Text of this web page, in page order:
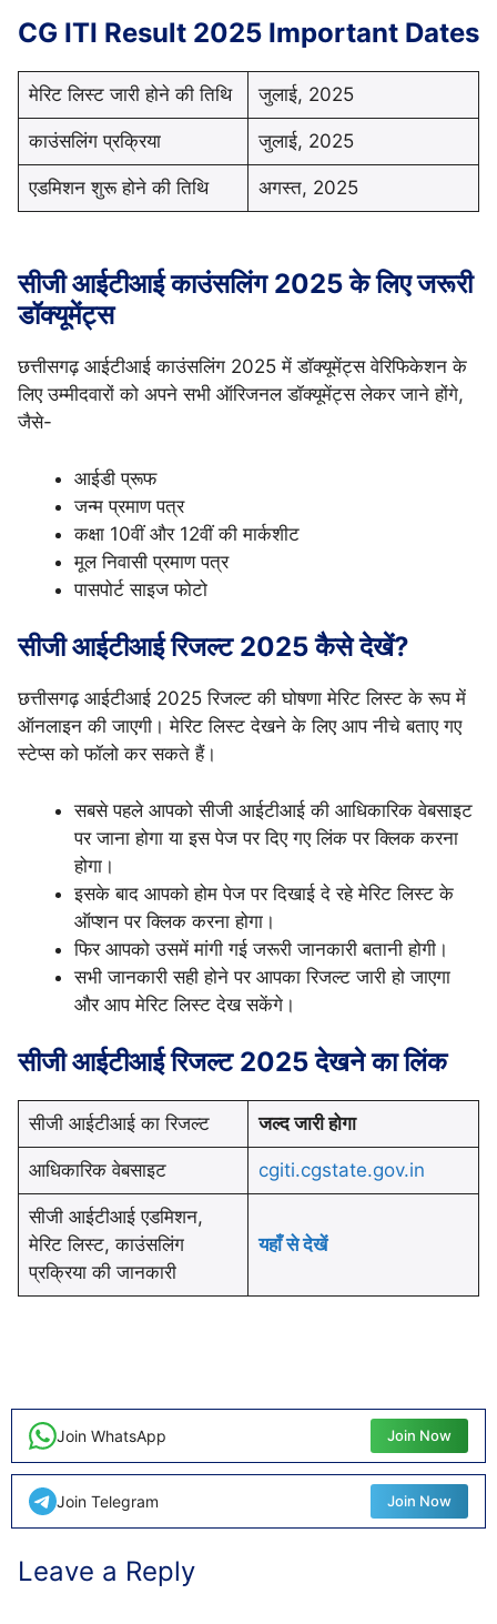
CG ITI Result 2025 Important Dates
मेरिट लिस्ट जारी होने की तिथि जुलाई, 2025
काउंसलिंग प्रक्रिया जुलाई, 2025
एडमिशन शुरू होने की तिथि अगस्त, 2025
सीजी आईटीआई काउंसलिंग 2025 के लिए जरूरी
डॉक्यूमेंट्स
छत्तीसगढ़ आईटीआई काउंसलिंग 2025 में डॉक्यूमेंट्स वेरिफिकेशन के
लिए उम्मीदवारों को अपने सभी ऑरिजनल डॉक्यूमेंट्स लेकर जाने होंगे,
जैसे-
आईडी प्रूफ
जन्म प्रमाण पत्र
कक्षा 10वीं और 12वीं की मार्कशीट
मूल निवासी प्रमाण पत्र
पासपोर्ट साइज फोटो
सीजी आईटीआई रिजल्ट 2025कैसे देखें?
छत्तीसगढ़ आईटीआई 2025 रिजल्ट की घोषणा मेरिट लिस्ट के रूप में
ऑनलाइन की जाएगी। मेरिट लिस्ट देखने के लिए आप नीचे बताए गए
स्टेप्स को फॉलो कर सकते हैं।
सबसे पहले आपको सीजी आईटीआई की आधिकारिक वेबसाइट
पर जाना होगा या इस पेज पर दिए गए लिंक पर क्लिक करना
होगा।
इसके बाद आपको होम पेज पर दिखाई दे रहे मेरिट लिस्ट के
ऑप्शन पर क्लिक करना होगा।
फिर आपको उसमें मांगी गई जरूरी जानकारी बतानी होगी।
सभी जानकारी सही होने पर आपका रिजल्ट जारी हो जाएगा
और आप मेरिट लिस्ट देख सकेंगे।
सीजी आईटीआई रिजल्ट 2025 देखने का लिंक
सीजी आईटीआई का रिजल्ट जल्द जारी होगा
आधिकारिक वेबसाइट cgiti.cgstate.gov.in
सीजी आईटीआई एडमिशन,
मेरिट लिस्ट, काउंसलिंग
प्रक्रिया की जानकारी
यहाँ से देखें
Join WhatsApp Join Now
Join Telegram Join Now
Leave a Reply